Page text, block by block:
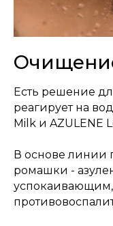
Есть решение
реагирует на
Milk и AZULENE
В основе линии
ромашки -